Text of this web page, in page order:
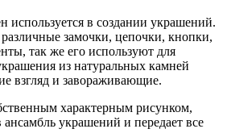
используется в создании украшений.
замочки, цепочки, кнопки,
так же его используют для
из натуральных камней
взгляд и завораживающие.
характерным рисунком,
украшений и передает все